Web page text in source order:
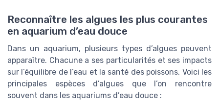
Reconnaître les algues les plus courantes
en aquarium d’eau douce
Dans un aquarium, plusieurs types d’algues peuvent
apparaître. Chacune a ses particularités et ses impacts
sur l’équilibre de l’eau et la santé des poissons. Voici les
principales espèces d’algues que l’on rencontre
souvent dans les aquariums d’eau douce :